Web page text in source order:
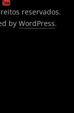
reservados.
by WordPress.